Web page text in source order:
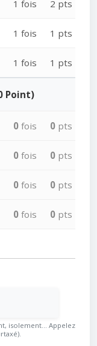
1 fois 2 pts
1 fois 1 pts
1 fois 1 pts
Point)
0 fois 0 pts
0 fois 0 pts
0 fois 0 pts
0 fois 0 pts
isolement... Appelez